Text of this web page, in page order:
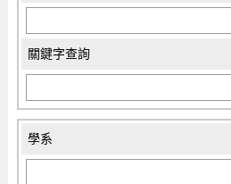
關鍵字查詢
學系